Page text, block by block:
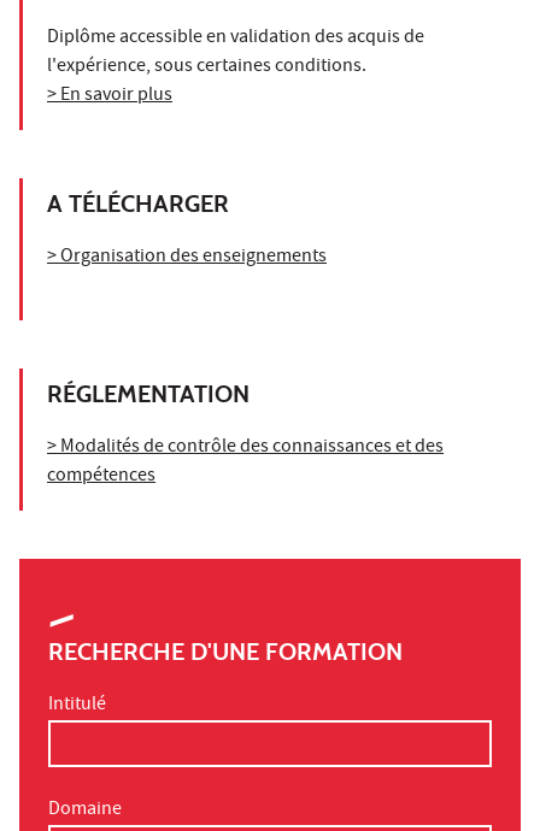
Diplôme accessible en validation des acquis de
l'expérience, sous certaines conditions.
> En savoir plus
A TÉLÉCHARGER
> Organisation des enseignements
RÉGLEMENTATION
> Modalités de contrôle des connaissances et des
compétences
RECHERCHE D'UNE FORMATION
Intitulé
Domaine